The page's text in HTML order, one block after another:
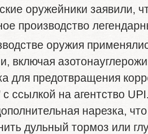
оружейники заявили,
производство
оружия
включая
для предотвращения
ссылкой на агентство
нарезка,
дульный тормоз или